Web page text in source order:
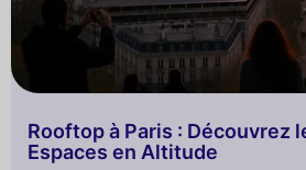
Rooftop à Paris : Découvrez
Espaces en Altitude